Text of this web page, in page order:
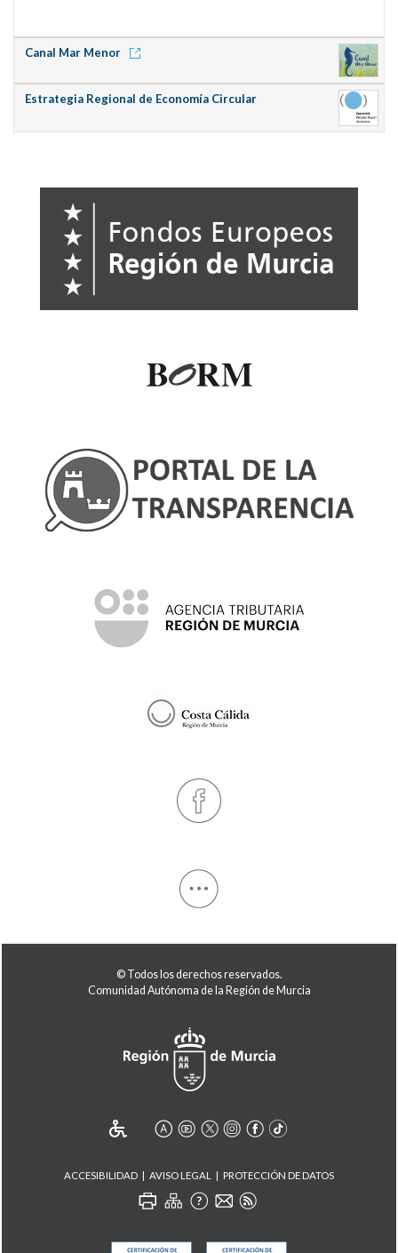
Canal Mar Menor
Estrategia Regional de Economía Circular
© Todos los derechos reservados.
Comunidad Autónoma de la Región de Murcia
ACCESIBILIDAD AVISO LEGAL PROTECCIÓN DE DATOS